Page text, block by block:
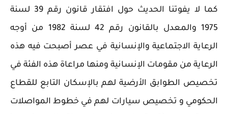
كما لا يفوتنا الحديث حول افتقار قانون رقم 39 لسنة
1975 والمعدل بالقانون رقم 42 لسنة 1982 من أوجه
الرعاية الاجتماعية والإنسانية في عصر أصبحت فيه هذه
الرعاية من مقومات الإنسانية ومنها مراعاة هذه الفئة في
تخصيص الطوابق الأرضية لهم بالإسكان التابع للقطاع
الحكومي و تخصيص سيارات لهم في خطوط المواصلات